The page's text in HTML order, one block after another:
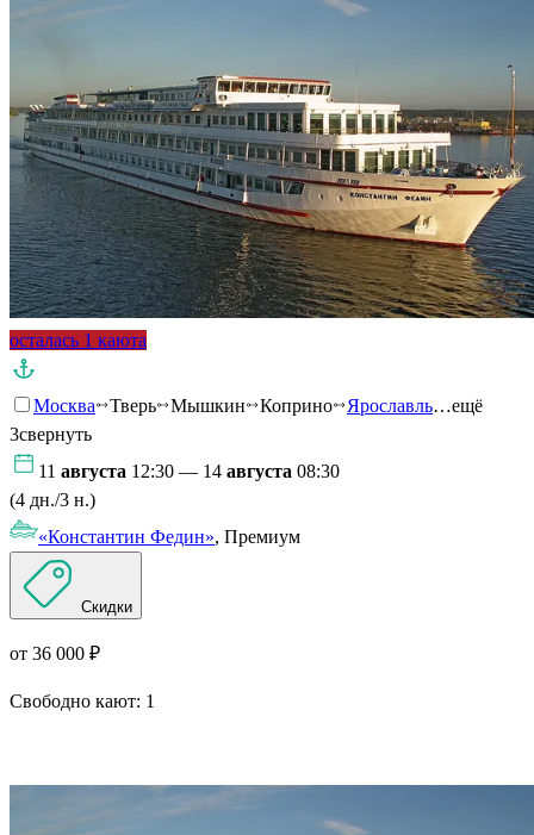
осталась 1 каюта
Москва Тверь Мышкин Коприно Ярославль…ещё
3свернуть
11 августа 12:30 — 14 августа 08:30
(4 дн./3 н.)
«Константин Федин», Премиум
Скидки
от 36 000 ₽
Свободно кают: 1